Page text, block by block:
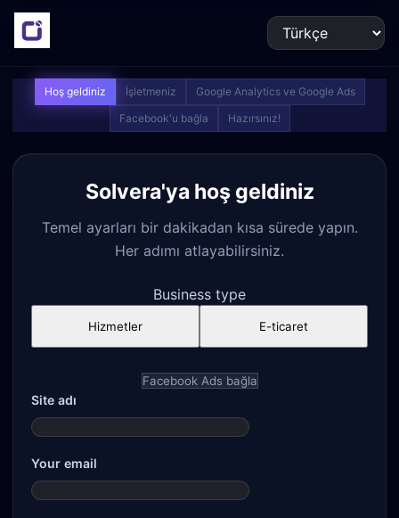
Hoş geldiniz İşletmeniz
Google Analytics ve Google Ads
Facebook'u bağla
Hazırsınız!
Solvera'ya hoş geldiniz
Temel ayarları bir dakikadan kısa sürede yapın.
Her adımı atlayabilirsiniz.
Business type
Hizmetler E-ticaret
Facebook Ads bağla
Site adı
Your email